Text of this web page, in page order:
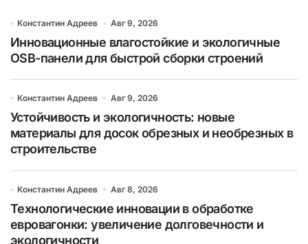
Константин Адреев Авг 9, 2026
Инновационные влагостойкие и экологичные
OSB-панели для быстрой сборки строений
Константин Адреев Авг 9, 2026
Устойчивость и экологичность: новые
материалы для досок обрезных и необрезных в
строительстве
Константин Адреев Авг 8, 2026
Технологические инновации в обработке
евровагонки: увеличение долговечности и
экологичности